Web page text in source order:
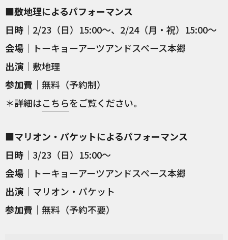
■敷地理によるパフォーマンス
日時 ｜2/23（日）15:00〜、2/24（月・祝）15:00〜
会場 ｜トーキョーアーツアンドスペース本郷
出演 ｜敷地理
参加費 ｜無料（予約制）
＊詳細はこちらをご覧ください。
■マリオン・パケットによるパフォーマンス
日時 ｜3/23（日）15:00〜
会場 ｜トーキョーアーツアンドスペース本郷
出演 ｜マリオン・パケット
参加費 ｜無料（予約不要）